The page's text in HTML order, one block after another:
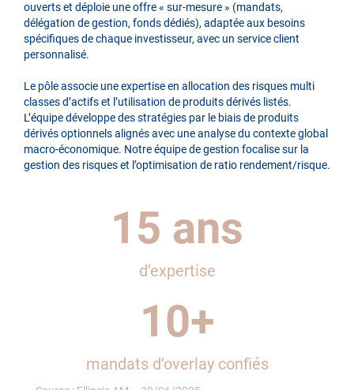
ouverts et déploie une offre « sur-mesure » (mandats,
délégation de gestion, fonds dédiés), adaptée aux besoins
spécifiques de chaque investisseur, avec un service client
personnalisé.
Le pôle associe une expertise en allocation des risques multi
classes d’actifs et l’utilisation de produits dérivés listés.
L’équipe développe des stratégies par le biais de produits
dérivés optionnels alignés avec une analyse du contexte global
macro-économique. Notre équipe de gestion focalise sur la
gestion des risques et l’optimisation de ratio rendement/risque.
15 ans
d’expertise
10+
mandats d’overlay confiés